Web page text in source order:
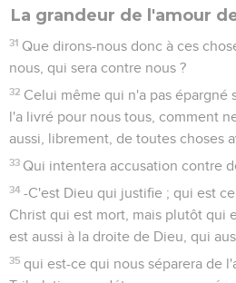
La grandeur de l'amour
31 Que dirons-nous donc à ces
nous, qui sera contre nous ?
32 Celui même qui n'a pas épargné
l'a livré pour nous tous, comment
aussi, librement, de toutes choses
33 Qui intentera accusation contre
34 -C'est Dieu qui justifie ; qui est
Christ qui est mort, mais plutôt qui
est aussi à la droite de Dieu, qui
35 qui est-ce qui nous séparera de